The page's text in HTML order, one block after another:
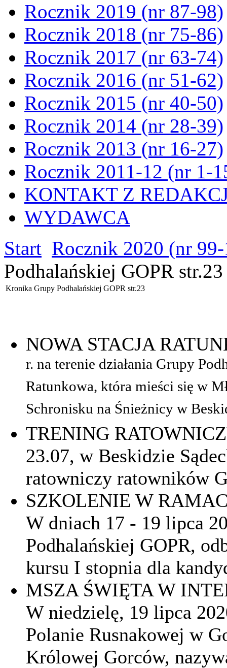
Rocznik 2019 (nr 87-98)
Rocznik 2018 (nr 75-86)
Rocznik 2017 (nr 63-74)
Rocznik 2016 (nr 51-62)
Rocznik 2015 (nr 40-50)
Rocznik 2014 (nr 28-39)
Rocznik 2013 (nr 16-27)
Rocznik 2011-12 (nr 1-
KONTAKT Z
WYDAWCA
Start Rocznik 2020 (nr
Podhalańskiej GOPR str.23
Kronika Grupy Podhalańskiej GOPR str.23
NOWA STACJA
r. na terenie działania Grupy
Ratunkowa, która mieści się w
Schronisku na Śnieżnicy w
TRENING
23.07, w Beskidzie
ratowniczy ratowników
SZKOLENIE W
W dniach 17 - 19 lipca
Podhalańskiej GOPR,
kursu I stopnia dla
MSZA ŚWIĘTA W
W niedzielę, 19 lipca
Polanie Rusnakowej w
Królowej Gorców,